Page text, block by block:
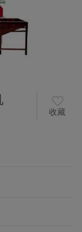
收藏